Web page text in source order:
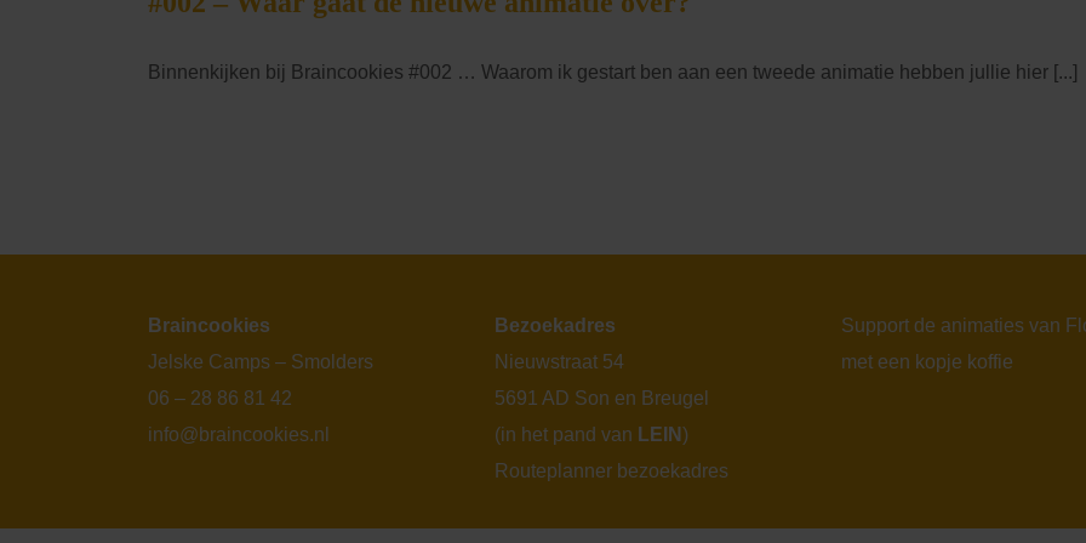
Binnenkijken bij Braincookies #002 … Waarom ik gestart ben aan een tweede animatie hebben jullie hier [...]
Braincookies
Jelske Camps – Smolders
06 – 28 86 81 42
info@braincookies.nl
Bezoekadres
Nieuwstraat 54
5691 AD Son en Breugel
(in het pand van LEIN)
Routeplanner bezoekadres
Support de animaties van
met een kopje koffie